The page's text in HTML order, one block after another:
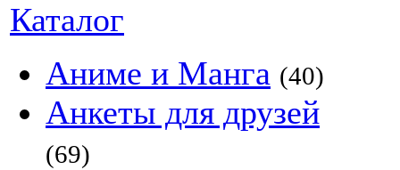
Каталог
Аниме и Манга (40)
Анкеты для друзей
(69)